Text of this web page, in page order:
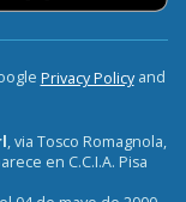
Privacy Policyand
, via Tosco Romagnola,
en C.C.I.A. Pisa